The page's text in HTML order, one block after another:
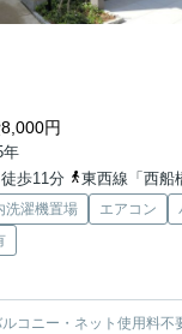
円
年
歩11分
東西線「西船
洗濯機置場 エアコン
コニー・ネット使用料不